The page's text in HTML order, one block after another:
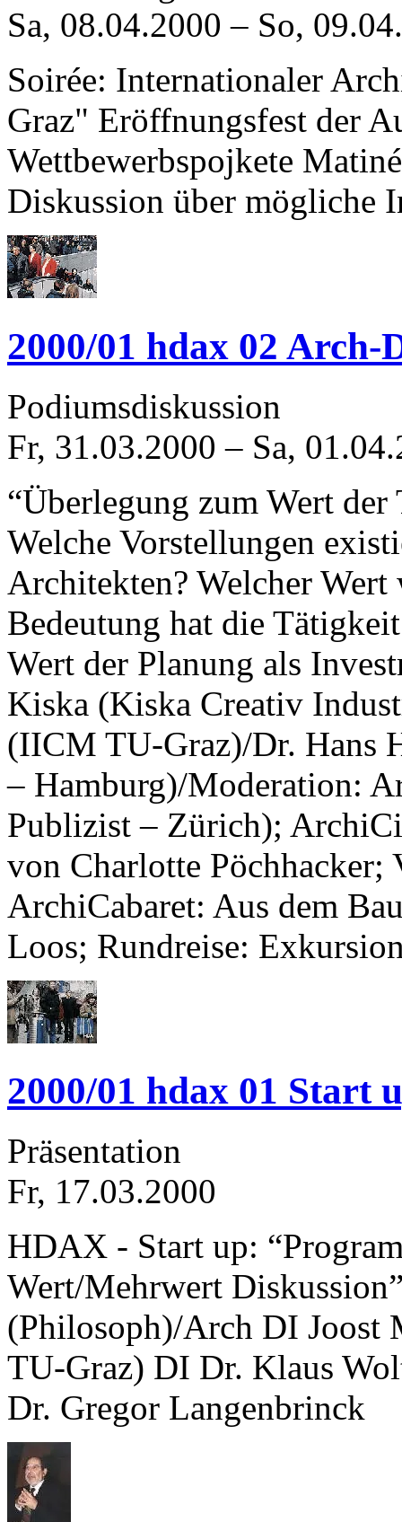
Sa, 08.04.2000 – So,
Soirée: Internationaler
Graz" Eröffnungsfest der
Wettbewerbspojkete
Diskussion über mögliche
2000/01 hdax 02
Podiumsdiskussion
Fr, 31.03.2000 – Sa,
“Überlegung zum Wert
Welche Vorstellungen
Architekten? Welcher Wert
Bedeutung hat die
Wert der Planung als
Kiska (Kiska Creativ
(IICM TU-Graz)/Dr. Hans
– Hamburg)/Moderation:
Publizist – Zürich);
von Charlotte
ArchiCabaret: Aus dem
Loos; Rundreise:
2000/01 hdax 01 Start
Präsentation
Fr, 17.03.2000
HDAX - Start up:
Wert/Mehrwert
(Philosoph)/Arch DI Joost
TU-Graz) DI Dr. Klaus
Dr. Gregor Langenbrinck